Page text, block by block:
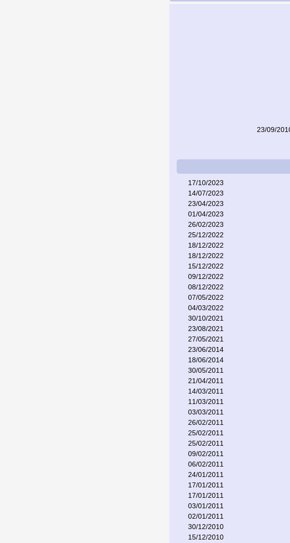
17/10/2023
14/07/2023
23/04/2023
01/04/2023
26/02/2023
25/12/2022
18/12/2022
18/12/2022
15/12/2022
09/12/2022
08/12/2022
07/05/2022
04/03/2022
30/10/2021
23/08/2021
27/05/2021
23/06/2014
18/06/2014
30/05/2011
21/04/2011
14/03/2011
11/03/2011
03/03/2011
26/02/2011
25/02/2011
25/02/2011
09/02/2011
06/02/2011
24/01/2011
17/01/2011
17/01/2011
03/01/2011
02/01/2011
30/12/2010
15/12/2010